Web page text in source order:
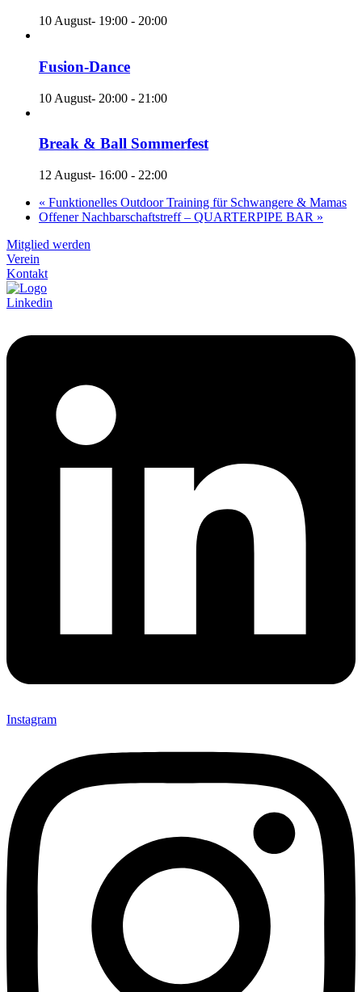
10 August- 19:00 - 20:00
Fusion-Dance
10 August- 20:00 - 21:00
Break & Ball Sommerfest
12 August- 16:00 - 22:00
« Funktionelles Outdoor Training für Schwangere & Mamas
Offener Nachbarschaftstreff – QUARTERPIPE BAR »
Mitglied werden
Verein
Kontakt
Linkedin
Instagram